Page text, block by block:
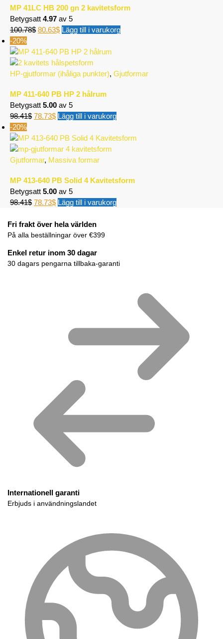
MP 41LC HB 200 gn 2 kavitetsform
Betygsatt 4.97 av 5
100.78$ 80.63$ Lägg till i varukorg
-20%
HP-gjutformar (ihåliga punkter), Gjutformar
MP 411-640 PB HP 2 hålrum
Betygsatt 5.00 av 5
98.41$ 78.73$ Lägg till i varukorg
-20%
Gjutformar, Massiva formar
MP 413-640 PB Solid 4 Kavitetsform
Betygsatt 5.00 av 5
98.41$ 78.73$ Lägg till i varukorg
Fri frakt över hela världen
På alla beställningar över €399
Enkel retur inom 30 dagar
30 dagars pengarna tillbaka-garanti
Internationell garanti
Erbjuds i användningslandet